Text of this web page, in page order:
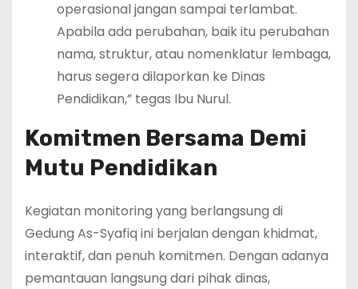
operasional jangan sampai terlambat.
Apabila ada perubahan, baik itu perubahan
nama, struktur, atau nomenklatur lembaga,
harus segera dilaporkan ke Dinas
Pendidikan,” tegas Ibu Nurul.
Komitmen Bersama Demi
Mutu Pendidikan
Kegiatan monitoring yang berlangsung di
Gedung As-Syafiq ini berjalan dengan khidmat,
interaktif, dan penuh komitmen. Dengan adanya
pemantauan langsung dari pihak dinas,